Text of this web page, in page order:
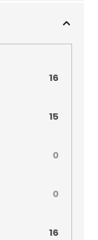
16
15
0
0
16